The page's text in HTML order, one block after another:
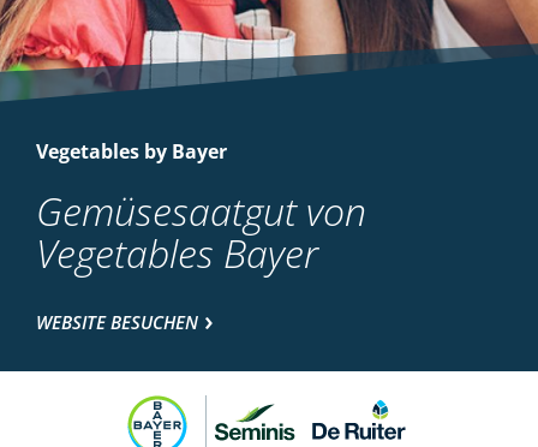
Vegetables by Bayer
Gemüsesaatgut von
Vegetables Bayer
WEBSITE BESUCHEN